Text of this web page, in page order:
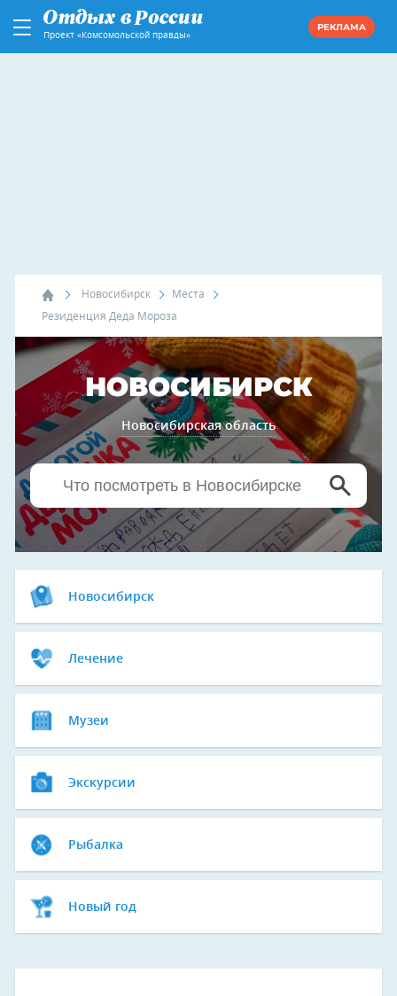
Проект «Комсомольской правды»
РЕКЛАМА
Новосибирск Места
Резиденция Деда Мороза
НОВОСИБИРСК
Новосибирская область
Новосибирск
Лечение
Музеи
Экскурсии
Рыбалка
Новый год